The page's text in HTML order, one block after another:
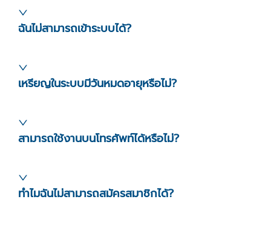
ฉันไม่สามารถเข้าระบบได้?
เหรียญในระบบมีวันหมดอายุหรือไม่?
สามารถใช้งานบนโทรศัพท์ได้หรือไม่?
ทำไมฉันไม่สามารถสมัครสมาชิกได้?